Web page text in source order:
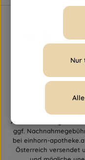
Alle Preise inkl. gesetzl.
ggf.
bei einhorn-
Österreich versendet
Nur